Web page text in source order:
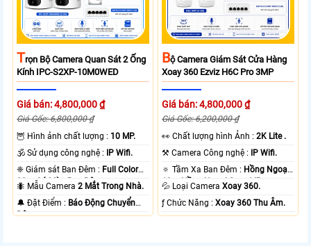
TRọn Bộ Camera Quan Sát 2 Ống
Kính IPC-S2XP-10M0WED
Giá bán: 4,800,000 ₫
Giá Gốc: 6,800,000 ₫
🦉 Hình ảnh chất lượng : 10 MP.
🕉️ Sử dụng công nghệ : IP Wifi.
❈ Giám sát Ban Đêm : Full Color
20m Có Màu Ban Ðêm.
🐜 Mẫu Camera2 Mắt Trong Nhà.
️🔔 Đặt Điểm : Báo Động Chuyển
Động.
BỘ Camera Giám Sát Cửa Hàng
Xoay 360 Ezviz H6C Pro 3MP
Giá bán: 4,800,000 ₫
Giá Gốc: 6,200,000 ₫
️👀 Chất lượng hình Ảnh :2K Lite .
⚒ Camera Công nghệ : IP Wifi.
🔅 Tầm Xa Ban Đêm : Hồng Ngoại
10m Hồng Ngoại Smart IR.
💦 Loại CameraXoay 360.
️ƒ Chức Năng :Xoay 360 Thu Âm.